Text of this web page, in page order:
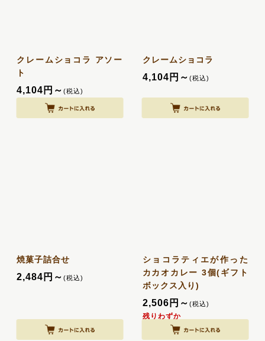
クレームショコラ アソー
ト
4,104 円 ～(税込)
クレームショコラ
4,104 円 ～ (税込)
焼菓子詰合せ
2,484 円 ～(税込)
ショコラティエが作った
カカオカレー 3個(ギフト
ボックス入り)
2,506 円 ～ (税込)
残りわずか